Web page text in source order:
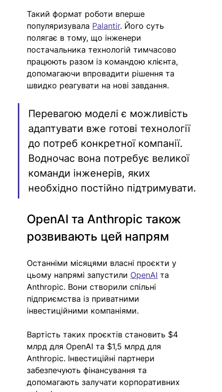
Такий формат роботи вперше
популяризувала Palantir. Його суть
полягає в тому, що інженери
постачальника технологій тимчасово
працюють разом із командою клієнта,
допомагаючи впровадити рішення та
швидко реагувати на нові завдання.
Перевагою моделі є можливість
адаптувати вже готові технології
до потреб конкретної компанії.
Водночас вона потребує великої
команди інженерів, яких
необхідно постійно підтримувати.
OpenAI та Anthropic також
розвивають цей напрям
Останніми місяцями власні проєкти у
цьому напрямі запустили OpenAI та
Anthropic. Вони створили спільні
підприємства із приватними
інвестиційними компаніями.
Вартість таких проєктів становить $4
млрд для OpenAI та $1,5 млрд для
Anthropic. Інвестиційні партнери
забезпечують фінансування та
допомагають залучати корпоративних